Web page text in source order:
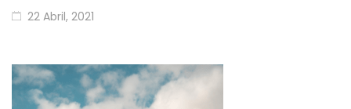
22 Abril, 2021